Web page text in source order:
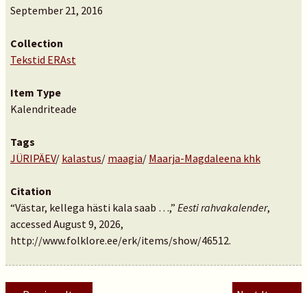
September 21, 2016
Collection
Tekstid ERAst
Item Type
Kalendriteade
Tags
JÜRIPÄEV/ kalastus/ maagia/ Maarja-Magdaleena khk
Citation
“Västar, kellega hästi kala saab …,” Eesti rahvakalender,
accessed August 9, 2026,
http://www.folklore.ee/erk/items/show/46512.